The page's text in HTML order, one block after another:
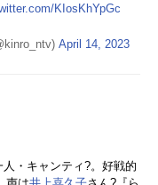
KIosKhYpGc
April 14, 2023
・キャンティ?。好戦的